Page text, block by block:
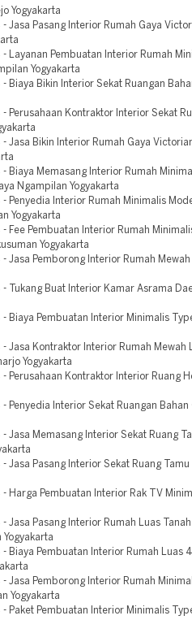
Yogyakarta
Jasa Pasang Interior Rumah Gaya
Layanan Pembuatan Interior Rumah
Yogyakarta
Biaya Bikin Interior Sekat Ruangan
Perusahaan Kontraktor Interior Sekat
Jasa Bikin Interior Rumah Gaya
Biaya Memasang Interior Rumah
Ngampilan Yogyakarta
Penyedia Interior Rumah Minimalis
Yogyakarta
Fee Pembuatan Interior Rumah
Yogyakarta
Jasa Pemborong Interior Rumah Mewah
Tukang Buat Interior Kamar Asrama
Biaya Pembuatan Interior Minimalis
Jasa Kontraktor Interior Rumah Mewah
Yogyakarta
Perusahaan Kontraktor Interior Ruang
Penyedia Interior Sekat Ruangan Bahan
Jasa Memasang Interior Sekat Ruang
Jasa Pasang Interior Sekat Ruang
Harga Pembuatan Interior Rak TV
Jasa Pasang Interior Rumah Luas
Yogyakarta
Biaya Pembuatan Interior Rumah Luas
Jasa Pemborong Interior Rumah
Yogyakarta
Paket Pembuatan Interior Minimalis